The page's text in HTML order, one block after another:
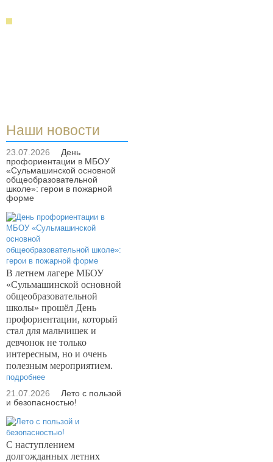
Наши новости
23.07.2026
День
профориентации в МБОУ
«Сульмашинской основной
общеобразовательной
школе»: герои в пожарной
форме
В летнем лагере МБОУ
«Сульмашинской основной
общеобразовательной
школы» прошёл День
профориентации, который
стал для мальчишек и
девчонок не только
интересным, но и очень
полезным мероприятием.
подробнее
21.07.2026
Лето с пользой
и безопасностью!
С наступлением
долгожданных летних